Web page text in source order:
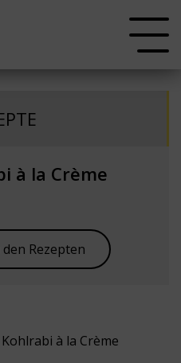
à la Crème
Rezepten
à la Crème